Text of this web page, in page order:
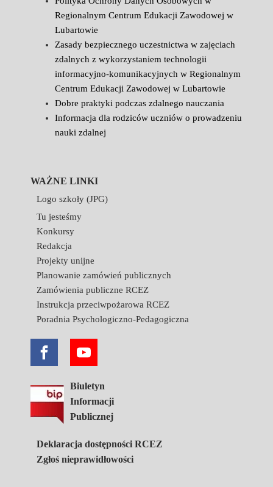
Regionalnym Centrum Edukacji Zawodowej w
Lubartowie
Zasady bezpiecznego uczestnictwa w zajęciach
zdalnych z wykorzystaniem technologii
informacyjno-komunikacyjnych w Regionalnym
Centrum Edukacji Zawodowej w Lubartowie
Dobre praktyki podczas zdalnego nauczania
Informacja dla rodziców uczniów o prowadzeniu
nauki zdalnej
WAŻNE LINKI
Logo szkoły (JPG)
Tu jesteśmy
Konkursy
Redakcja
Projekty unijne
Planowanie zamówień publicznych
Zamówienia publiczne RCEZ
Instrukcja przeciwpożarowa RCEZ
Poradnia Psychologiczno-Pedagogiczna
Biuletyn
Informacji
Publicznej
Deklaracja dostępności RCEZ
Zgłoś nieprawidłowości